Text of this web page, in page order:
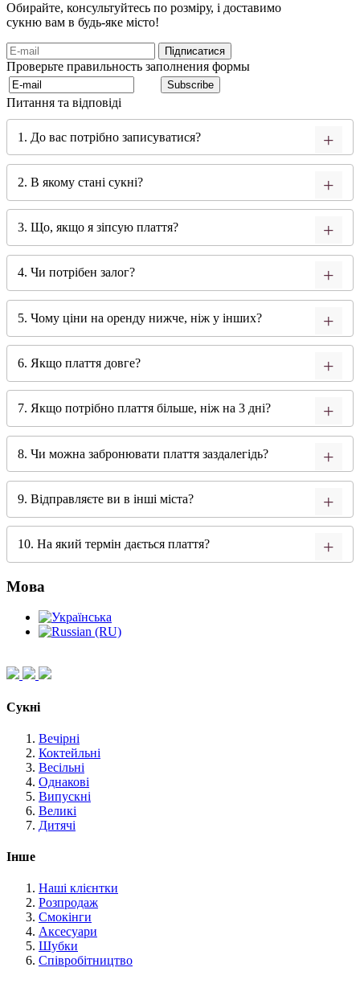
Обирайте, консультуйтесь по розміру, і доставимо
сукню вам в будь-яке місто!
Проверьте правильность заполнения формы
Питання та відповіді
1. До вас потрібно записуватися?
2. В якому стані сукні?
3. Що, якщо я зіпсую плаття?
4. Чи потрібен залог?
5. Чому ціни на оренду нижче, ніж у інших?
6. Якщо плаття довге?
7. Якщо потрібно плаття більше, ніж на 3 дні?
8. Чи можна забронювати плаття заздалегідь?
9. Відправляєте ви в інші міста?
10. На який термін дається плаття?
Мова
Сукні
Вечірні
Коктейльні
Весільні
Однакові
Випускні
Великі
Дитячі
Інше
Наші клієнтки
Розпродаж
Смокінги
Аксесуари
Шубки
Співробітництво